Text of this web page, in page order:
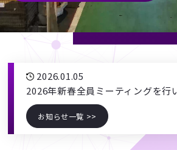
2026.01.05
2026年新春全員ミーティングを行
お知らせ一覧 >>